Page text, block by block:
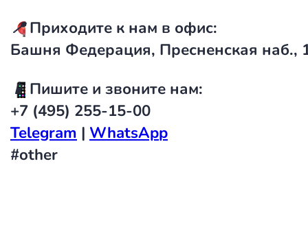
📍 Приходите к нам в офис:
Башня Федерация, Пресненская наб.,
📱 Пишите и звоните нам:
+7 (495) 255-15-00
Telegram | WhatsApp
#other